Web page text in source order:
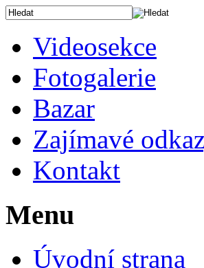
Videosekce
Fotogalerie
Bazar
Zajímavé
Kontakt
Menu
Úvodní strana